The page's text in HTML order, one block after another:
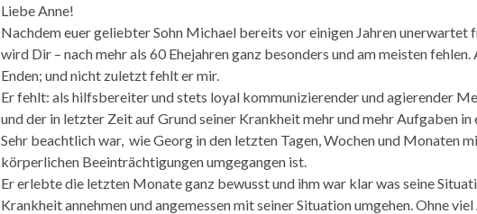
Liebe Anne!
Nachdem euer geliebter Sohn Michael bereits vor einigen Jahren
wird Dir – nach mehr als 60 Ehejahren ganz besonders und am meisten
Enden; und nicht zuletzt fehlt er mir.
Er fehlt: als hilfsbereiter und stets loyal kommunizierender und agierender
und der in letzter Zeit auf Grund seiner Krankheit mehr und mehr Aufgaben
Sehr beachtlich war, wie Georg in den letzten Tagen, Wochen und Monaten
körperlichen Beeinträchtigungen umgegangen ist.
Er erlebte die letzten Monate ganz bewusst und ihm war klar was seine
Krankheit annehmen und angemessen mit seiner Situation umgehen. Ohne